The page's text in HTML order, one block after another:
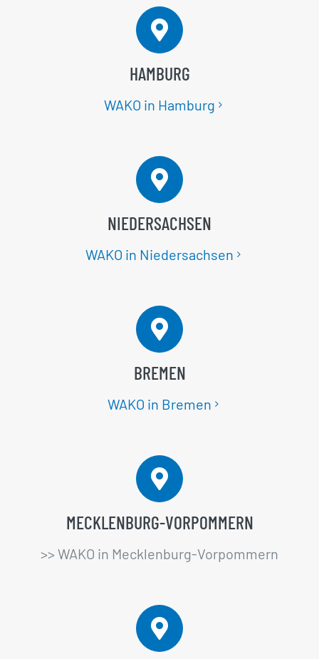
HAMBURG
WAKO in Hamburg
NIEDERSACHSEN
WAKO in Niedersachsen
BREMEN
WAKO in Bremen
MECKLENBURG-VORPOMMERN
>> WAKO in Mecklenburg-Vorpommern